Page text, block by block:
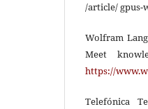
/article/
Wolfram
Meet
https://
Telefónica